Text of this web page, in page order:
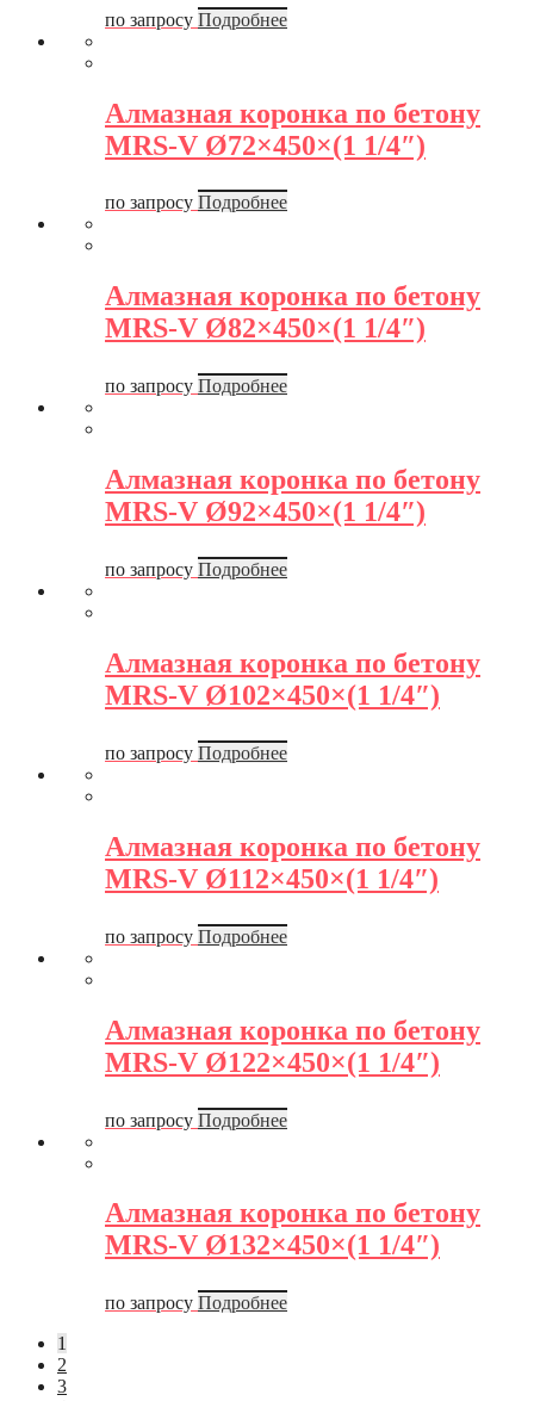
по запросу Подробнее
Алмазная коронка по бетону
MRS-V Ø72×450×(1 1/4″)
по запросу Подробнее
Алмазная коронка по бетону
MRS-V Ø82×450×(1 1/4″)
по запросу Подробнее
Алмазная коронка по бетону
MRS-V Ø92×450×(1 1/4″)
по запросу Подробнее
Алмазная коронка по бетону
MRS-V Ø102×450×(1 1/4″)
по запросу Подробнее
Алмазная коронка по бетону
MRS-V Ø112×450×(1 1/4″)
по запросу Подробнее
Алмазная коронка по бетону
MRS-V Ø122×450×(1 1/4″)
по запросу Подробнее
Алмазная коронка по бетону
MRS-V Ø132×450×(1 1/4″)
по запросу Подробнее
1
2
3